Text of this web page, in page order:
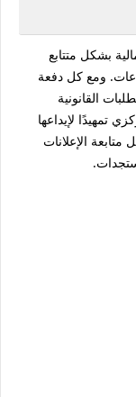
بشكل متتابع
ومع كل دفعة
القانونية
تمهيدًا لإيداعها
الإعلانات